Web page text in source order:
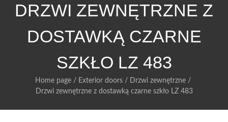
DRZWI ZEWNĘTRZNE Z
DOSTAWKĄ CZARNE
SZKŁO LZ 483
Home page / Exterior doors / Drzwi zewnętrzne /
Drzwi zewnętrzne z dostawką czarne szkło LZ 483